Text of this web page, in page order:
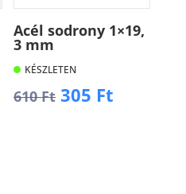
Acél sodrony 1×19,
3 mm
KÉSZLETEN
610Ft Original
305 Ft